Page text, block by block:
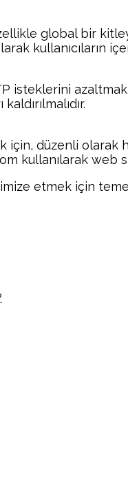
global bir
kullanıcıların
isteklerini
düzenli
kullanılarak web
etmek için